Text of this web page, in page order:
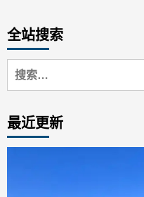
全站搜索
搜
索：
最近更新